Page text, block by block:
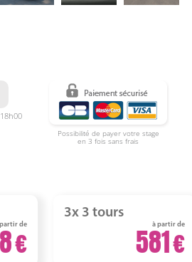
Possibilité de payer votre stage
en 3 fois sans frais
de
3x 3 tours
à partir de
581